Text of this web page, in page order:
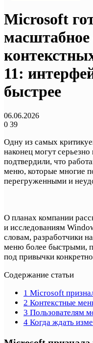
Microsoft
масштабное
11:
быстрее
06.06.2026
0 39
Одну из самых
наконец могут
подтвердили, что
меню, которые многие
перегруженными и
О планах компании
и исследованиям
словам, разработчики
меню более быстрыми,
под привычки
Содержание статьи
1 Microsoft
2 Контекстные
3 Пользователям
4 Когда ждать